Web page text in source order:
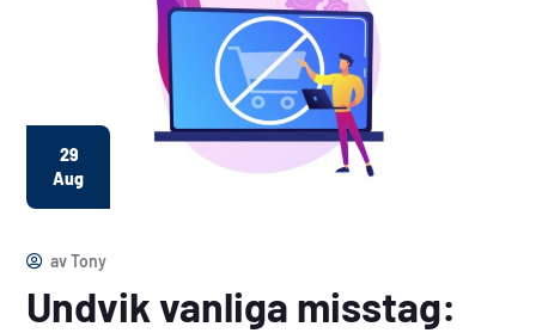
29
Aug
avTony
Undvik vanliga misstag: